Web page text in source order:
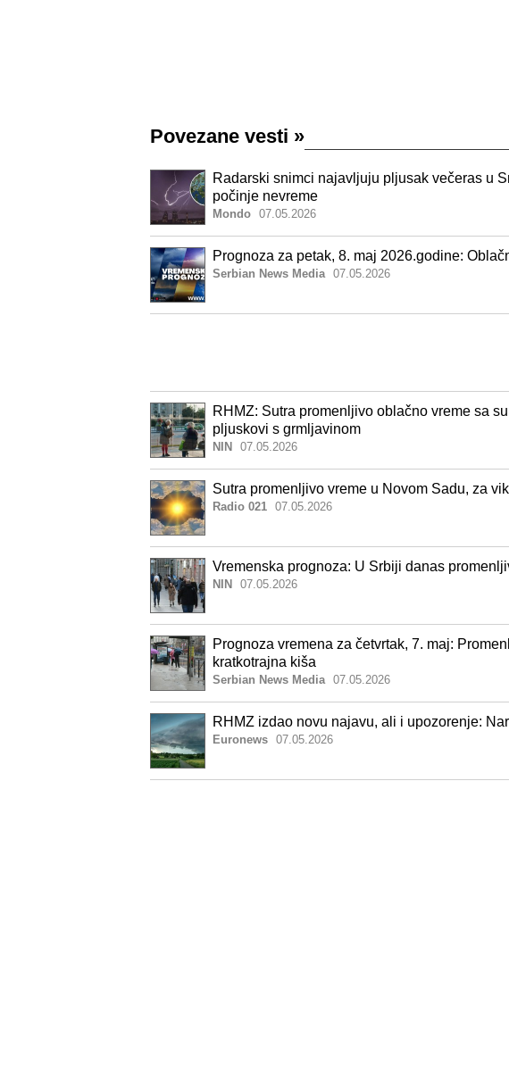
Povezane vesti »
Radarski snimci najavljuju pljusak večeras u
počinje nevreme
Mondo 07.05.2026
Prognoza za petak, 8. maj 2026.godine:
Serbian News Media 07.05.2026
RHMZ: Sutra promenljivo oblačno vreme sa
pljuskovi s grmljavinom
NIN 07.05.2026
Sutra promenljivo vreme u Novom Sadu, za
Radio 021 07.05.2026
Vremenska prognoza: U Srbiji danas
NIN 07.05.2026
Prognoza vremena za četvrtak, 7. maj:
kratkotrajna kiša
Serbian News Media 07.05.2026
RHMZ izdao novu najavu, ali i upozorenje:
Euronews 07.05.2026